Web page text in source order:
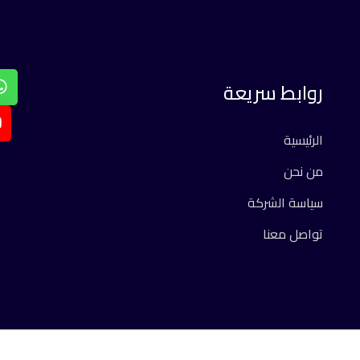
روابط سريعة
الرئيسية
من نحن
سياسة الشركة
تواصل معنا